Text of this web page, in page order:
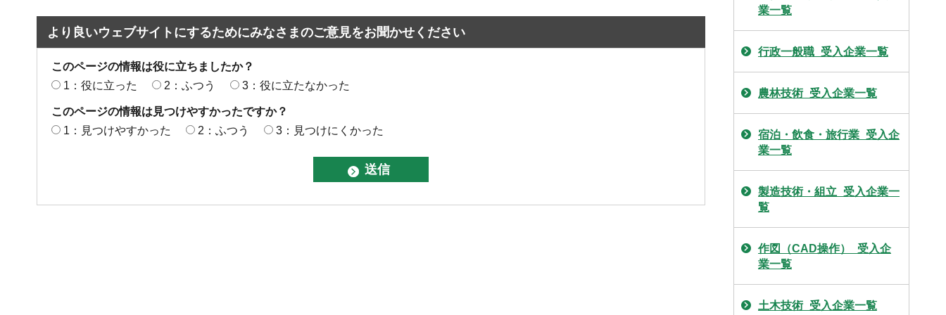
より良いウェブサイトにするためにみなさまのご意見をお聞かせください
このページの情報は役に立ちましたか？
1：役に立った
2：ふつう 3：役に立たなかった
このページの情報は見つけやすかったですか？
1：見つけやすかった
2：ふつう 3：見つけにくかった
業一覧
行政一般職_受入企業一覧
農林技術_受入企業一覧
宿泊・飲食・旅行業_受入企
業一覧
製造技術・組立_受入企業一
覧
作図（CAD操作）_受入企
業一覧
土木技術_受入企業一覧